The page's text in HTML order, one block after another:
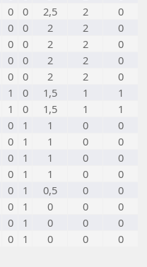
0 0 2,5 2
0
0 0 2 2
0
0 0 2 2
0
0 0 2 2
0
0 0 2 2
0
1 0 1,5 1
1
1 0 1,5 1
1
0 1 1 0
0
0 1 1 0
0
0 1 1 0
0
0 1 1 0
0
0 1 0,5 0
0
0 1 0 0
0
0 1 0 0
0
0 1 0 0
0